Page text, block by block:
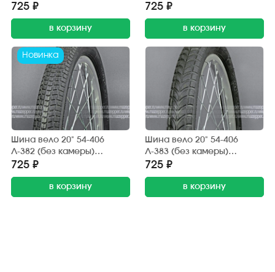
"ПЕТРОШИНА" (20х2,125)
BMX (дорога, грунт)
725 ₽
в корзину
"ПЕТРОШИНА" (20х2,125)
BMX (дорога, грунт)
725 ₽
в корзину
Новинка
Шина вело 20" 54-406
Л-382 (без камеры)
"ПЕТРОШИНА" (20х2,125)
BMX (дорога, грунт)
725 ₽
в корзину
Шина вело 20" 54-406
Л-383 (без камеры)
"ПЕТРОШИНА" (20х2,125)
BMX (дорога, грунт)
725 ₽
в корзину